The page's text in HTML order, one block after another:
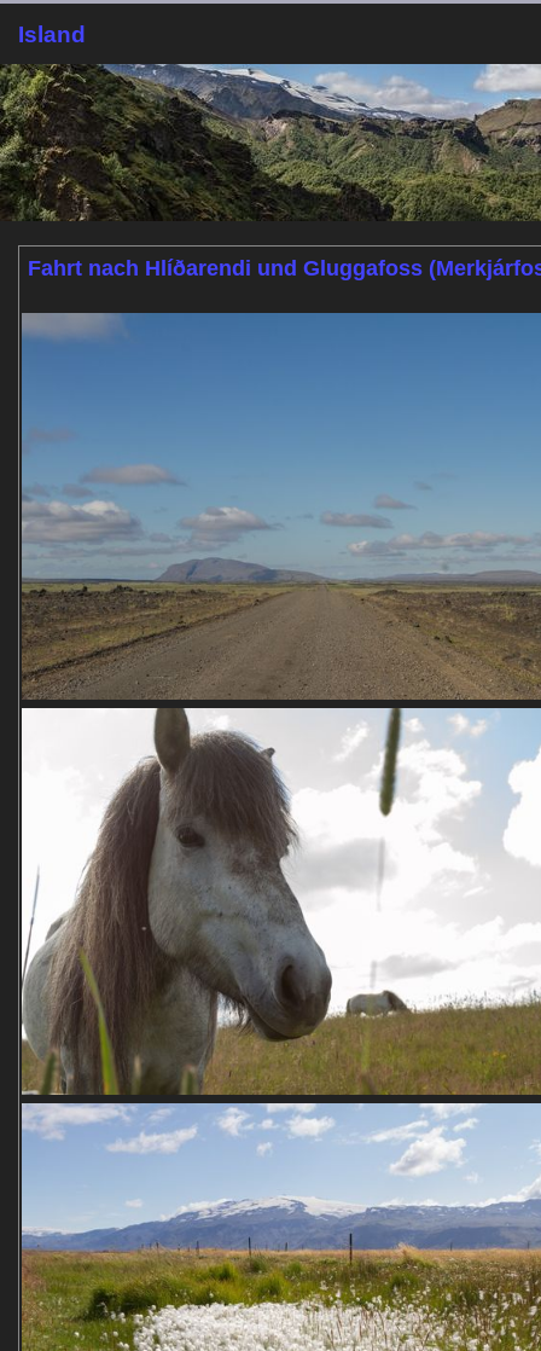
Island
Fahrt nach Hlíðarendi und Gluggafoss